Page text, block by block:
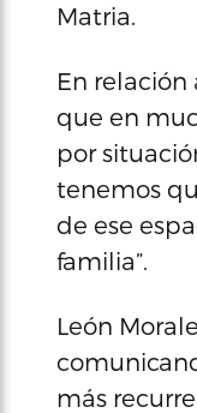
Matria.
En relación
que en
por
tenemos
de ese
familia”.
León
más